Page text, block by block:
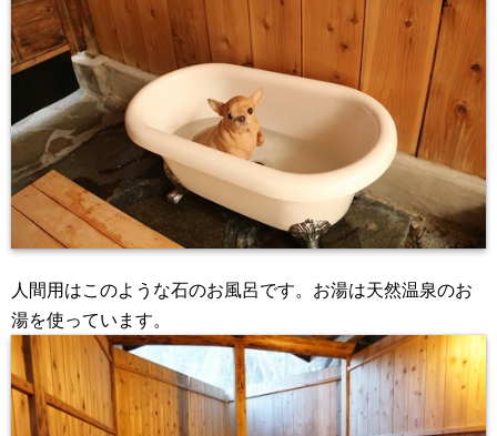
人間用はこのような石のお風呂です。お湯は天然温泉のお
湯を使っています。